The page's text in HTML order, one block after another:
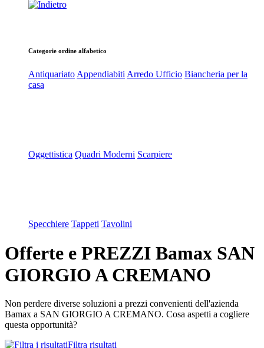
Categorie ordine alfabetico
Antiquariato Appendiabiti Arredo Ufficio Biancheria per la
casa
Oggettistica Quadri Moderni Scarpiere
Specchiere Tappeti Tavolini
Offerte e PREZZI Bamax SAN
GIORGIO A CREMANO
Non perdere diverse soluzioni a prezzi convenienti dell'azienda
Bamax a SAN GIORGIO A CREMANO. Cosa aspetti a cogliere
questa opportunità?
Filtra risultati